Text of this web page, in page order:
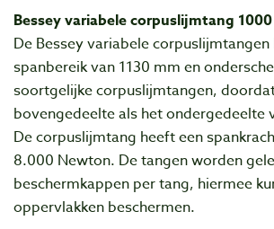
Bessey variabele corpuslijmtang
De Bessey variabele corpuslijmtangen
spanbereik van 1130 mm en
soortgelijke corpuslijmtangen,
bovengedeelte als het ondergedeelte
De corpuslijmtang heeft een
8.000 Newton. De tangen worden
beschermkappen per tang, hiermee
oppervlakken beschermen.